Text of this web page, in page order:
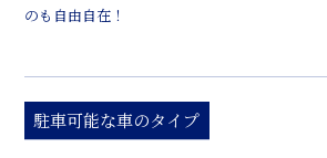
のも自由自在！
駐車可能な車のタイプ